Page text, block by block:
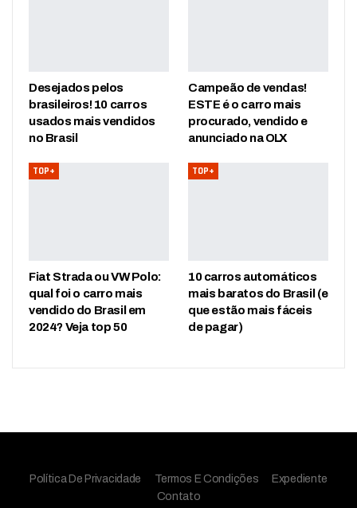
Desejados pelos
brasileiros! 10 carros
usados mais vendidos
no Brasil
Campeão de vendas!
ESTE é o carro mais
procurado, vendido e
anunciado na OLX
TOP+
Fiat Strada ou VW Polo:
qual foi o carro mais
vendido do Brasil em
2024? Veja top 50
TOP+
10 carros automáticos
mais baratos do Brasil (e
que estão mais fáceis
de pagar)
Política De Privacidade Termos E Condições
Expediente
Contato